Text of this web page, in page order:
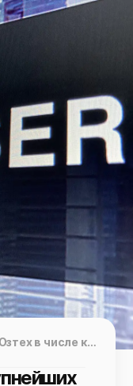
ГК Юзтех в числе крупнейших аутсорсеров в России (6 место рейтинга TAdviser)